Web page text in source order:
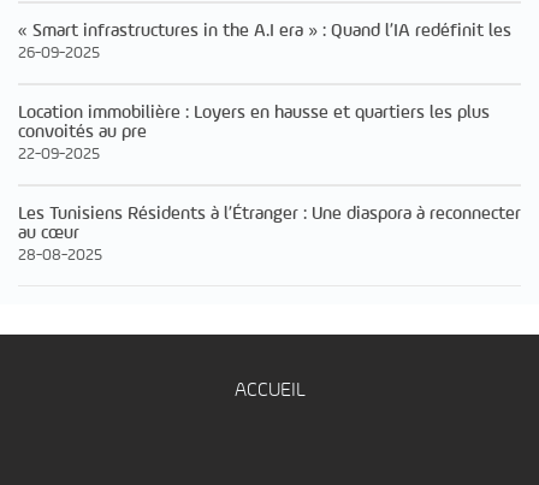
« Smart infrastructures in the A.I era » : Quand l’IA redéfinit les
26-09-2025
Location immobilière : Loyers en hausse et quartiers les plus
convoités au pre
22-09-2025
Les Tunisiens Résidents à l’Étranger : Une diaspora à reconnecter
au cœur
28-08-2025
ACCUEIL